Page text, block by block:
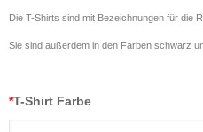
Die T-Shirts sind mit Bezeichnungen für die
Sie sind außerdem in den Farben schwarz
*T-Shirt Farbe